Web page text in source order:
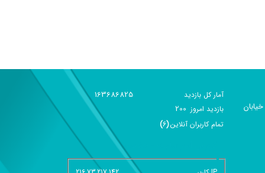
آمار کل بازدید 163686825
بازديد امروز 200
تمام کاربران آنلاين(
6
)